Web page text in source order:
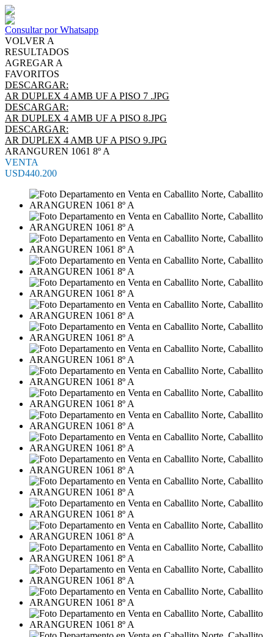
Consultar por Whatsapp
VOLVER A
RESULTADOS
AGREGAR A
FAVORITOS
DESCARGAR:
AR DUPLEX 4 AMB UF A PISO 7 .JPG
DESCARGAR:
AR DUPLEX 4 AMB UF A PISO 8.JPG
DESCARGAR:
AR DUPLEX 4 AMB UF A PISO 9.JPG
ARANGUREN 1061 8º A
VENTA
USD440.200